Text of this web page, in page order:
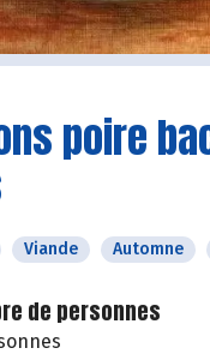
poire
Viande Automne
de personnes